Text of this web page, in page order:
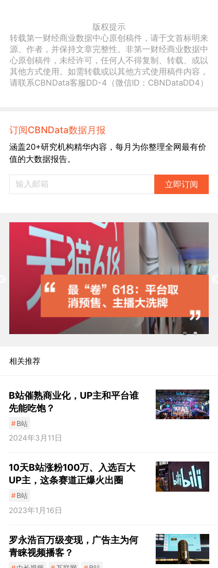
版权提示
转载第一财经商业数据中心原创稿件，请于文首标明来
源、作者，并保持文章完整性。非第一财经商业数据中
心原创稿件，未经许可，任何人不得复制、转载、或以
其他方式使用。如需转载或以其他方式使用稿件内容，
请联系CBNData客服DD-4（微信ID：CBNDataDD4）
订阅CBNData数据月报
涵盖20+研究机构精华内容，每月为你整理全网最有价
值的大数据报告。
立即订阅
相关推荐
B站催熟商业化，UP主和平台谁
先能吃饱？
#B站
2024年3月11日
10天B站涨粉100万、入选百大
UP主，这条赛道正爆火出圈
#B站
2023年1月16日
罗永浩百万级变现，广告主为何
青睐视频播客？